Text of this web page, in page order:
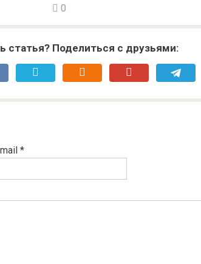
0
статья? Поделиться с друзьями:
*